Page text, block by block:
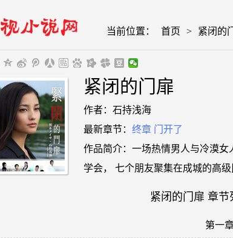
当前位置： 首页 > 紧闭的
紧闭的门扉
作者：石持浅海
最新章节： 终章 门开了
作品简介：一场热情男人与冷漠女
学会， 七个朋友聚集在成城的高
紧闭的门扉 章节
第一